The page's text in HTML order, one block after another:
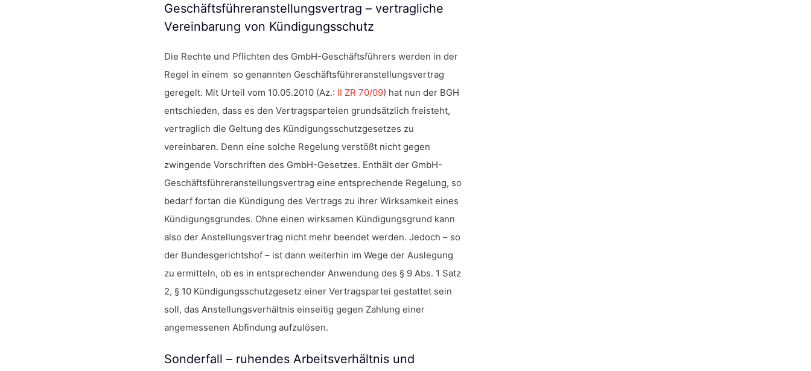
Geschäftsführeranstellungsvertrag – vertragliche
Vereinbarung von Kündigungsschutz
Die Rechte und Pflichten des GmbH-Geschäftsführers werden in der
Regel in einem so genannten Geschäftsführeranstellungsvertrag
geregelt. Mit Urteil vom 10.05.2010 (Az.: II ZR 70/09) hat nun der BGH
entschieden, dass es den Vertragsparteien grundsätzlich freisteht,
vertraglich die Geltung des Kündigungsschutzgesetzes zu
vereinbaren. Denn eine solche Regelung verstößt nicht gegen
zwingende Vorschriften des GmbH-Gesetzes. Enthält der GmbH-
Geschäftsführeranstellungsvertrag eine entsprechende Regelung, so
bedarf fortan die Kündigung des Vertrags zu ihrer Wirksamkeit eines
Kündigungsgrundes. Ohne einen wirksamen Kündigungsgrund kann
also der Anstellungsvertrag nicht mehr beendet werden. Jedoch – so
der Bundesgerichtshof – ist dann weiterhin im Wege der Auslegung
zu ermitteln, ob es in entsprechender Anwendung des § 9 Abs. 1 Satz
2, § 10 Kündigungsschutzgesetz einer Vertragspartei gestattet sein
soll, das Anstellungsverhältnis einseitig gegen Zahlung einer
angemessenen Abfindung aufzulösen.
Sonderfall – ruhendes Arbeitsverhältnis und